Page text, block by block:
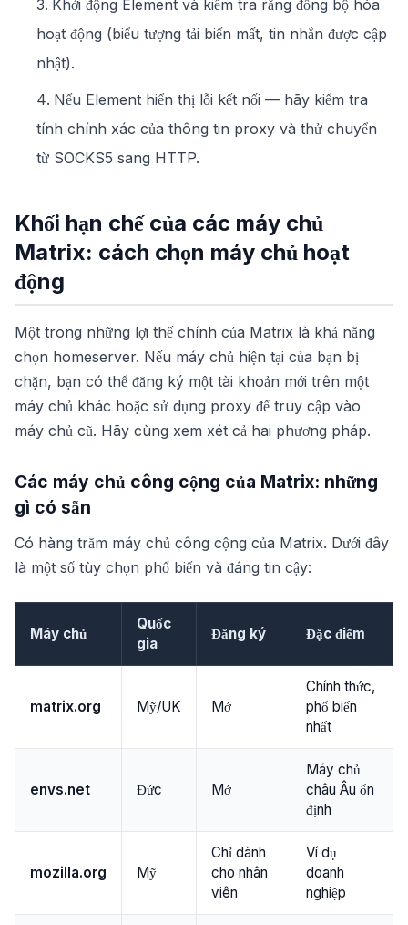
Khởi động Element và kiểm tra rằng đồng bộ hóa
hoạt động (biểu tượng tải biến mất, tin nhắn được cập
nhật).
Nếu Element hiển thị lỗi kết nối — hãy kiểm tra
tính chính xác của thông tin proxy và thử chuyển
từ SOCKS5 sang HTTP.
Khối hạn chế của các máy chủ
Matrix: cách chọn máy chủ hoạt
động
Một trong những lợi thế chính của Matrix là khả năng
chọn homeserver. Nếu máy chủ hiện tại của bạn bị
chặn, bạn có thể đăng ký một tài khoản mới trên một
máy chủ khác hoặc sử dụng proxy để truy cập vào
máy chủ cũ. Hãy cùng xem xét cả hai phương pháp.
Các máy chủ công cộng của Matrix: những
gì có sẵn
Có hàng trăm máy chủ công cộng của Matrix. Dưới đây
là một số tùy chọn phổ biến và đáng tin cậy:
Máy chủ
Quốc
gia
Đăng ký Đặc điểm
matrix.org Mỹ/UK Mở
Chính thức,
phổ biến
nhất
envs.net Đức Mở
Máy chủ
châu Âu ổn
định
mozilla.org Mỹ
Chỉ dành
cho nhân
viên
Ví dụ
doanh
nghiệp